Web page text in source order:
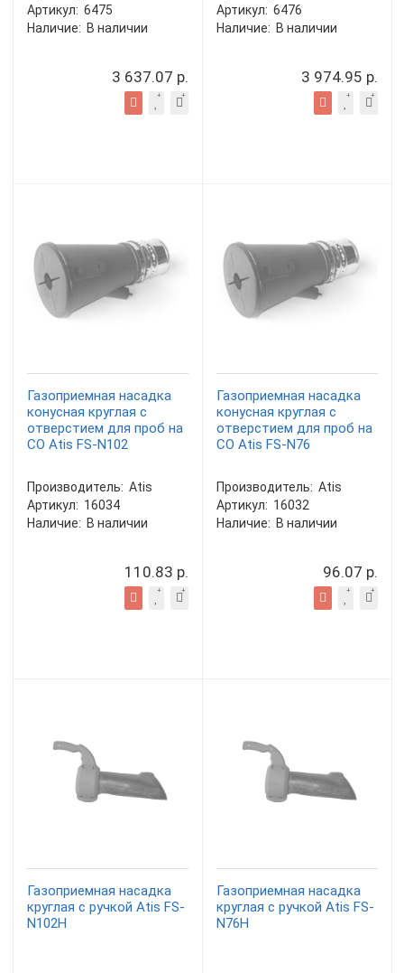
Артикул: 6475
Наличие: В наличии
3 637.07 р.
Артикул: 6476
Наличие: В наличии
3 974.95 р.
Газоприемная насадка
конусная круглая с
отверстием для проб на
СО Atis FS-N102
Производитель: Atis
Артикул: 16034
Наличие: В наличии
110.83 р.
Газоприемная насадка
конусная круглая с
отверстием для проб на
СО Atis FS-N76
Производитель: Atis
Артикул: 16032
Наличие: В наличии
96.07 р.
Газоприемная насадка
круглая с ручкой Atis FS-
N102H
Газоприемная насадка
круглая с ручкой Atis FS-
N76H